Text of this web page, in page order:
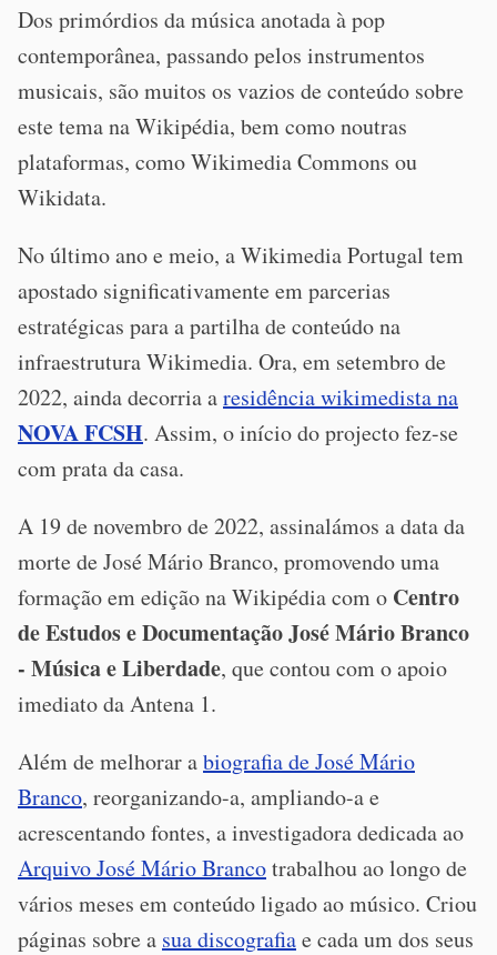
Dos primórdios da música anotada à pop
contemporânea, passando pelos instrumentos
musicais, são muitos os vazios de conteúdo sobre
este tema na Wikipédia, bem como noutras
plataformas, como Wikimedia Commons ou
Wikidata.
No último ano e meio, a Wikimedia Portugal tem
apostado significativamente em parcerias
estratégicas para a partilha de conteúdo na
infraestrutura Wikimedia. Ora, em setembro de
2022, ainda decorria aresidência wikimedista na
NOVA FCSH. Assim, o início do projecto fez-se
com prata da casa.
A 19 de novembro de 2022, assinalámos a data da
morte de José Mário Branco, promovendo uma
formação em edição na Wikipédia com o Centro
de Estudos e Documentação José Mário Branco
- Música e Liberdade, que contou com o apoio
imediato da Antena 1.
Além de melhorar abiografia de José Mário
Branco, reorganizando-a, ampliando-a e
acrescentando fontes, a investigadora dedicada ao
Arquivo José Mário Brancotrabalhou ao longo de
vários meses em conteúdo ligado ao músico. Criou
páginas sobre a sua discografiae cada um dos seus